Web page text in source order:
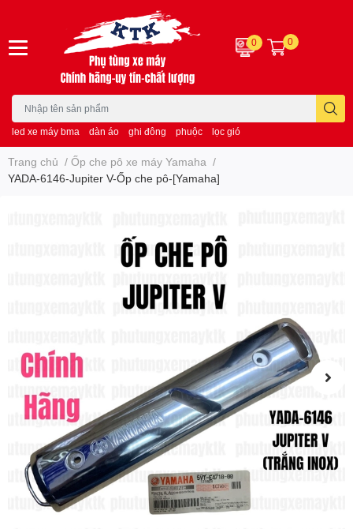
led xe máy bma dàn áo ghi đông phuộc lọc gió
0 0
Trang chủ / Ốp che pô xe máy Yamaha /
YADA-6146-Jupiter V-Ốp che pô-[Yamaha]